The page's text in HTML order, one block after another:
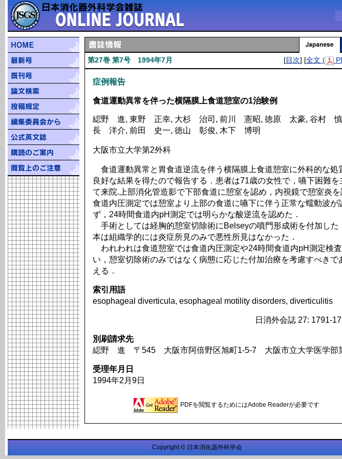
第27巻 第7号 1994年7月 [目次] [全文 (
症例報告
食道運動異常を伴った横隔膜上食道憩室の1治験例
綛野 進, 東野 正幸, 大杉 治司, 前川 憲昭, 徳原 太豪, 谷村 慎
長 洋介, 前田 史一, 徳山 彰俊, 木下 博明
大阪市立大学第2外科
食道運動異常と胃食道逆流を伴う横隔膜上食道憩室に外科的な処
良好な結果を得たので報告する．患者は71歳の女性で，嚥下困難を
て来院.上部消化管造影で下部食道に憩室を認め，内視鏡で憩室炎を
食道内圧測定では憩室より上部の食道に嚥下に伴う正常な蠕動波が
ず，24時間食道内pH測定では明らかな酸逆流を認めた．
手術としては経胸的憩室切除術にBelseyの噴門形成術を付加した
本は組織学的には炎症所見のみで悪性所見はなかった．
われわれは食道憩室では食道内圧測定や24時間食道内pH測定検
い，憩室切除術のみではなく病態に応じた付加治療を考慮すべきで
える．
索引用語
esophageal diverticula, esophageal motility disorders, diverticulitis
日消外会誌 27: 1791-
別刷請求先
綛野 進 〒545 大阪市阿倍野区旭町1-5-7 大阪市立大学医学部
受理年月日
1994年2月9日
PDFを閲覧するためにはAdobe Readerが必要です
Copyright © 日本消化器外科学会